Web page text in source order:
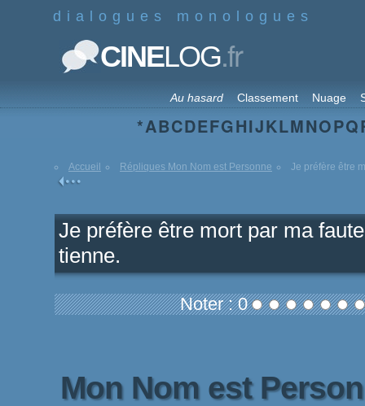
dialogues monologues
CINELOG.fr
Au hasard Classement Nuage
*ABCDEFGHIJKLMNOPQ
Accueil Répliques Mon Nom est Personne Je préfère être
Je préfère être mort par ma
tienne.
Noter : 0
Mon Nom est